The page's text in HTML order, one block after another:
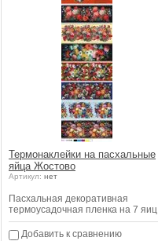
Термонаклейки на пасхальные
яйца Жостово
Артикул: нет
Пасхальная декоративная
термоусадочная пленка на 7 яиц
Добавить к сравнению